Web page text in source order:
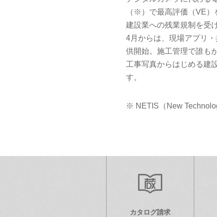
（※）で最高評価（VE）
建設業への残業規制を受
4月からは、現場アプリ
供開始。施工管理で誰も
工事写真からはじめる建
す。
※ NETIS（New
カタログ請求